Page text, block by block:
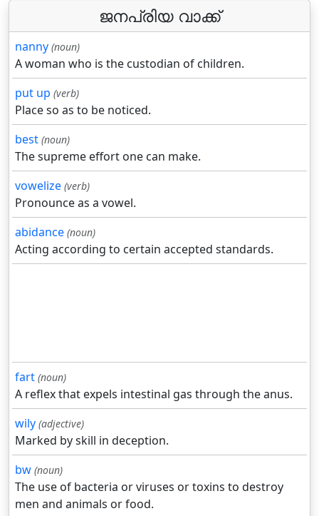
ജനപ്രിയ വാക്ക്
nanny (noun)
A woman who is the custodian of children.
put up (verb)
Place so as to be noticed.
best (noun)
The supreme effort one can make.
vowelize (verb)
Pronounce as a vowel.
abidance (noun)
Acting according to certain accepted standards.
fart (noun)
A reflex that expels intestinal gas through the anus.
wily (adjective)
Marked by skill in deception.
bw (noun)
The use of bacteria or viruses or toxins to destroy
men and animals or food.